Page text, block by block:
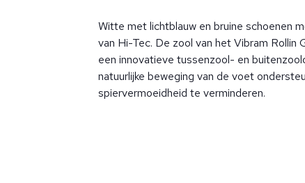
Witte met lichtblauw en bruine schoenen
van Hi-Tec. De zool van het Vibram
een innovatieve tussenzool- en
natuurlijke beweging van de voet
spiervermoeidheid te verminderen.